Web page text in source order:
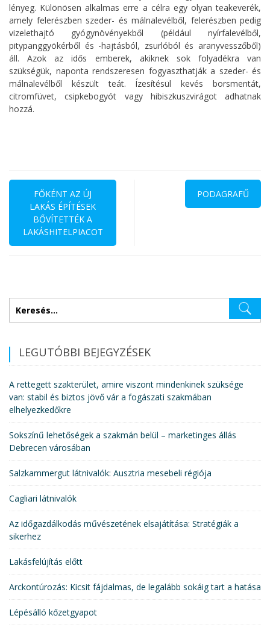
lényeg. Különösen alkalmas erre a célra egy olyan teakeverék,
amely felerészben szeder- és málnalevélből, felerészben pedig
vizelethajtó gyógynövényekből (például nyírfalevélből,
pitypanggyökérből és -hajtásból, zsurlóból és aranyvesszőből)
áll. Azok az idős emberek, akiknek sok folyadékra van
szükségük, naponta rendszeresen fogyaszthatják a szeder- és
málnalevélből készült teát. Ízesítésül kevés borsmentát,
citromfüvet, csipkebogyót vagy hibiszkuszvirágot adhatnak
hozzá.
Bejegyzés
navigáció
FŐKÉNT AZ ÚJ
LAKÁS ÉPÍTÉSEK
BŐVÍTETTÉK A
LAKÁSHITELPIACOT
PODAGRAFŰ
LEGUTÓBBI BEJEGYZÉSEK
A rettegett szakterület, amire viszont mindenkinek szüksége
van: stabil és biztos jövő vár a fogászati szakmában
elhelyezkedőkre
Sokszínű lehetőségek a szakmán belül – marketinges állás
Debrecen városában
Salzkammergut látnivalók: Ausztria mesebeli régiója
Cagliari látnivalók
Az időgazdálkodás művészetének elsajátítása: Stratégiák a
sikerhez
Lakásfelújítás előtt
Arckontúrozás: Kicsit fájdalmas, de legalább sokáig tart a hatása
Lépésálló kőzetgyapot